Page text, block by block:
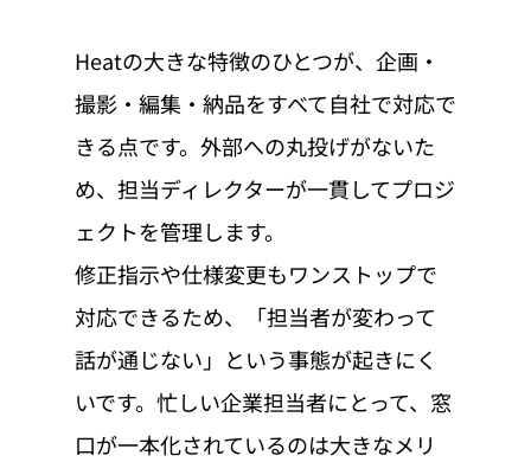
Heatの大きな特徴のひとつが、企画・
撮影・編集・納品をすべて自社で対応で
きる点です。外部への丸投げがないた
め、担当ディレクターが一貫してプロジ
ェクトを管理します。
修正指示や仕様変更もワンストップで
対応できるため、「担当者が変わって
話が通じない」という事態が起きにく
いです。忙しい企業担当者にとって、窓
口が一本化されているのは大きなメリ